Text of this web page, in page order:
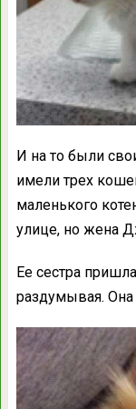
И на то были
имели трех
маленького
улице, но жена
Ее сестра
раздумывая.